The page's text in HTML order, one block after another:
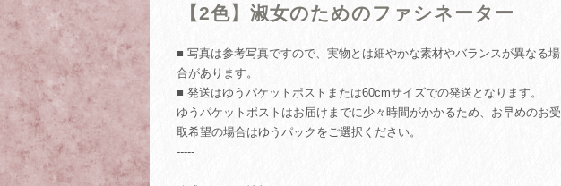
【2色】淑女のためのファシネーター
■ 写真は参考写真ですので、実物とは細やかな素材やバランスが異なる場
合があります。
■ 発送はゆうパケットポストまたは60cmサイズでの発送となります。
ゆうパケットポストはお届けまでに少々時間がかかるため、お早めのお受
取希望の場合はゆうパックをご選択ください。
-----